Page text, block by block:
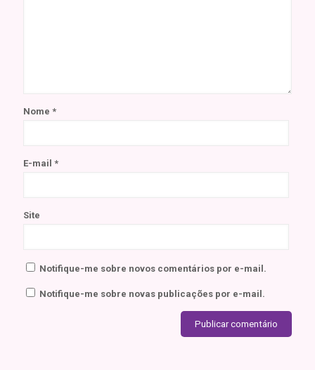
Nome *
E-mail *
Site
Notifique-me sobre novos comentários por e-mail.
Notifique-me sobre novas publicações por e-mail.